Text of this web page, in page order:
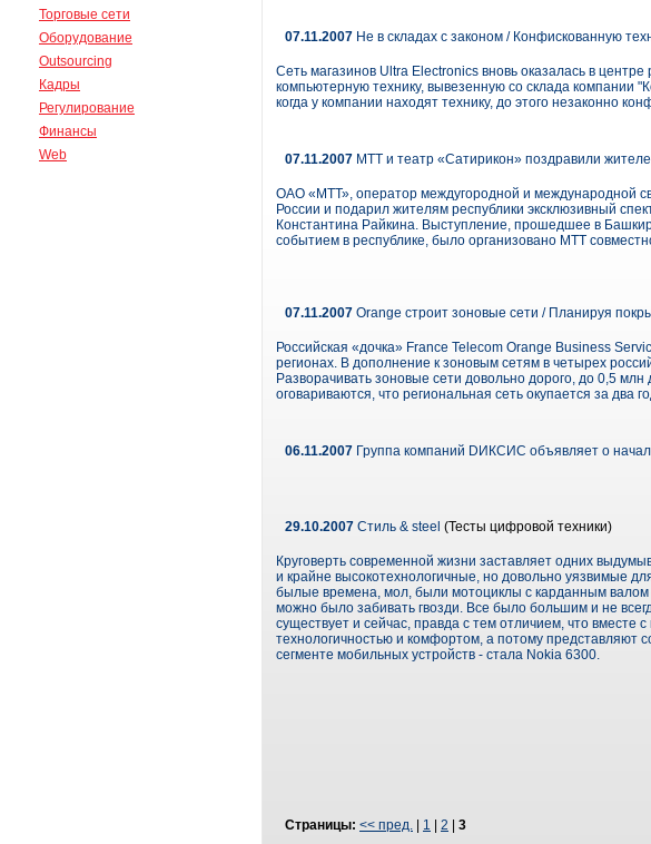
Торговые сети
Оборудование
Outsourcing
Кадры
Регулирование
Финансы
Web
07.11.2007 Не в складах с законом / Конфискованную
Сеть магазинов Ultra Electronics вновь оказалась в
компьютерную технику, вывезенную со склада компании
когда у компании находят технику, до этого незаконно
07.11.2007 МТТ и театр «Сатирикон» поздравили
ОАО «МТТ», оператор междугородной и международной
России и подарил жителям республики эксклюзивный
Константина Райкина. Выступление, прошедшее в
событием в республике, было организовано МТТ
07.11.2007 Orange строит зоновые сети / Планируя
Российская «дочка» France Telecom Orange Business
регионах. В дополнение к зоновым сетям в четырех
Разворачивать зоновые сети довольно дорого, до 0,5
оговариваются, что региональная сеть окупается за
06.11.2007 Группа компаний DИКСИС объявляет о
29.10.2007 Стиль & steel (Тесты цифровой техники)
Круговерть современной жизни заставляет одних
и крайне высокотехнологичные, но довольно уязвимые
былые времена, мол, были мотоциклы с карданным
можно было забивать гвозди. Все было большим и не
существует и сейчас, правда с тем отличием, что
технологичностью и комфортом, а потому представляют
сегменте мобильных устройств - стала Nokia 6300.
Страницы: << пред. 1 2 3